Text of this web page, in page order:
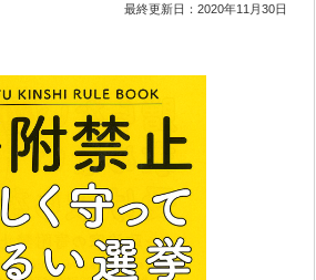
最終更新日：2020年11月30日